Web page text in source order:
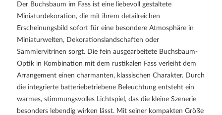
Der Buchsbaum im Fass ist eine liebevoll gestaltete
Miniaturdekoration, die mit ihrem detailreichen
Erscheinungsbild sofort für eine besondere Atmosphäre in
Miniaturwelten, Dekorationslandschaften oder
Sammlervitrinen sorgt. Die fein ausgearbeitete Buchsbaum-
Optik in Kombination mit dem rustikalen Fass verleiht dem
Arrangement einen charmanten, klassischen Charakter. Durch
die integrierte batteriebetriebene Beleuchtung entsteht ein
warmes, stimmungsvolles Lichtspiel, das die kleine Szenerie
besonders lebendig wirken lässt. Mit seiner kompakten Größe